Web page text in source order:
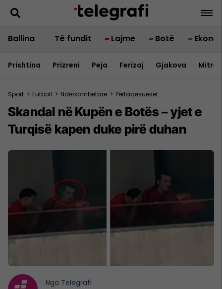
Ballina Të fundit Lajme Botë
Prishtina Prizreni Peja Ferizaj Gjakova
Sport > Futboll > Ndërkombëtare > Përfaqësueset
Skandal në Kupën e Botës – yjet e
Turqisë kapen duke pirë duhan
Nga Telegrafi